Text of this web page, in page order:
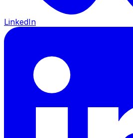
LinkedIn